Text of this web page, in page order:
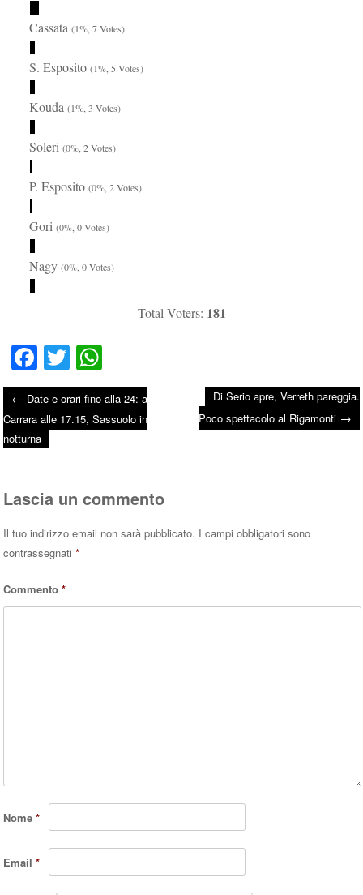
Cassata(1%, 7 Votes)
S. Esposito(1%, 5 Votes)
Kouda(1%, 3 Votes)
Soleri(0%, 2 Votes)
P. Esposito(0%, 2 Votes)
Gori(0%, 0 Votes)
Nagy(0%, 0 Votes)
Total Voters: 181
Fa
ce
bo
ok
T
wi
tte
r
ha
ts
A
pp
Post navigation
← Date e orari fino alla 24: a
Carrara alle 17.15, Sassuolo in
notturna
Di Serio apre, Verreth pareggia.
Poco spettacolo al Rigamonti →
Lascia un commento
Il tuo indirizzo email non sarà pubblicato. I campi obbligatori sono
contrassegnati*
Commento*
Nome*
Email*